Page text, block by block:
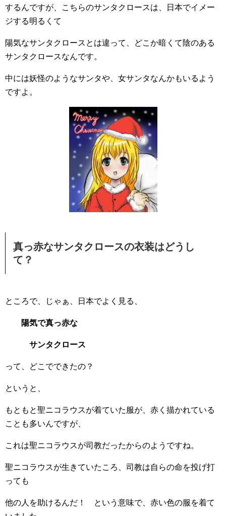
するんですが、こちらのサンタクロースは、日本でイメー
ジする明るくて
陽気なサンタクロースとは違って、どこか暗くて陰のある
サンタクロースなんです。
中には妖怪のようなサンタや、女サンタなんかもいるよう
ですよ。
真っ赤なサンタクロースの衣装はどうし
て？
ところで、じゃぁ、日本でよく見る、
陽気で真っ赤な
サンタクロース
って、どこでできたの？
というと、
もともと聖ニコラウスが着ていた服が、赤く描かれている
ことも多いんですが、
これは聖ニコラウスが司教だったからのようですね。
聖ニコラウスが生きていたころ、司教は自らの命を投げ打
っても
他の人を助けるんだ！ という意味で、赤い色の服を着て